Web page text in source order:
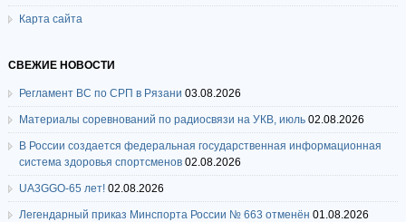
Карта сайта
СВЕЖИЕ НОВОСТИ
Регламент ВС по СРП в Рязани 03.08.2026
Материалы соревнований по радиосвязи на УКВ, июль 02.08.2026
В России создается федеральная государственная информационная
система здоровья спортсменов 02.08.2026
UA3GGO-65 лет! 02.08.2026
Легендарный приказ Минспорта России № 663 отменён 01.08.2026